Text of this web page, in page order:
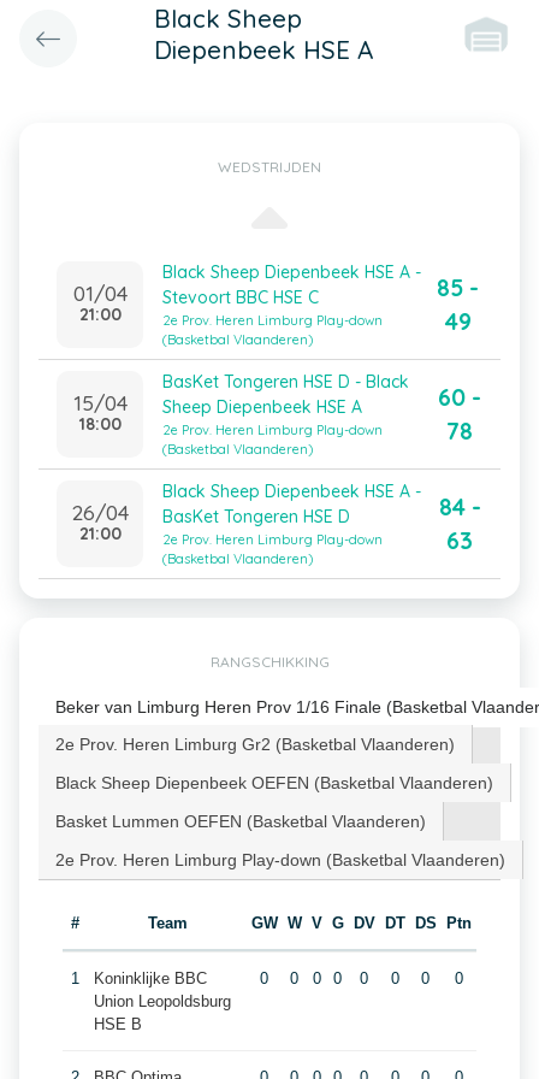
Black Sheep
Diepenbeek HSE A
WEDSTRIJDEN
01/04
21:00
Black Sheep Diepenbeek HSE A -
Stevoort BBC HSE C
2e Prov. Heren Limburg Play-down
(Basketbal Vlaanderen)
85 -
49
15/04
18:00
BasKet Tongeren HSE D - Black
Sheep Diepenbeek HSE A
2e Prov. Heren Limburg Play-down
(Basketbal Vlaanderen)
60 -
78
26/04
21:00
Black Sheep Diepenbeek HSE A -
BasKet Tongeren HSE D
2e Prov. Heren Limburg Play-down
(Basketbal Vlaanderen)
84 -
63
RANGSCHIKKING
Beker van Limburg Heren Prov 1/16 Finale (Basketbal
2e Prov. Heren Limburg Gr2 (Basketbal Vlaanderen)
Black Sheep Diepenbeek OEFEN (Basketbal Vlaanderen)
Basket Lummen OEFEN (Basketbal Vlaanderen)
2e Prov. Heren Limburg Play-down (Basketbal Vlaanderen)
# Team GW W V G DV DT DS Ptn
1
Koninklijke BBC
Union Leopoldsburg
HSE B
0 0 0 0 0 0 0 0